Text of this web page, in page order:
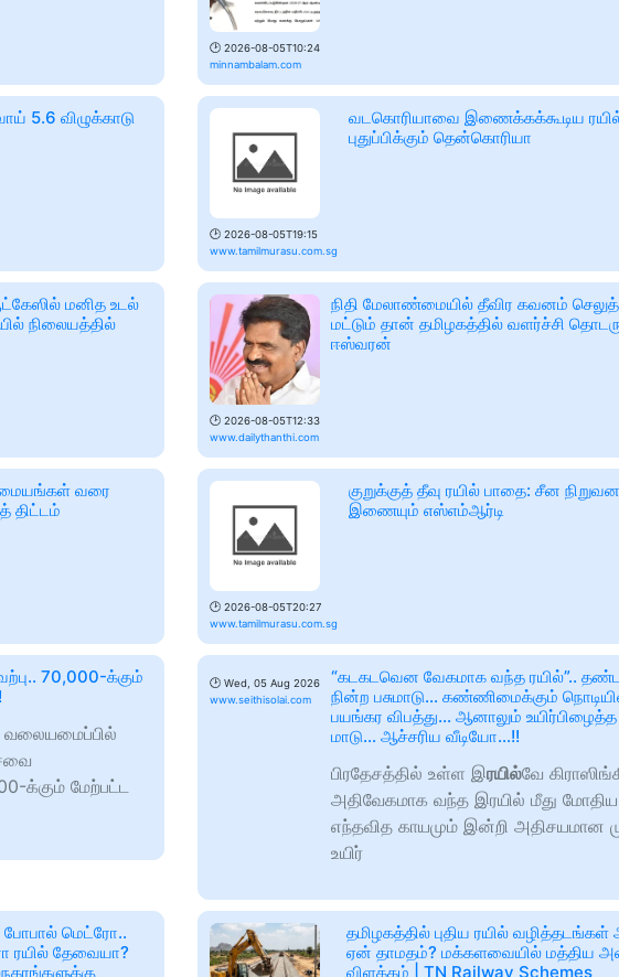
🕑 2026-08-05T10:24
minnambalam.com
5.6 விழுக்காடு
🕑 2026-08-05T19:15
www.tamilmurasu.com.sg
வடகொரியாவை இணைக்கக்கூடிய
புதுப்பிக்கும் தென்கொரியா
மனித உடல்
நிலையத்தில்
🕑 2026-08-05T12:33
www.dailythanthi.com
நிதி மேலாண்மையில் தீவிர கவனம்
மட்டும் தான் தமிழகத்தில் வளர்ச்சி
ஈஸ்வரன்
வரை
திட்டம்
🕑 2026-08-05T20:27
www.tamilmurasu.com.sg
குறுக்குத் தீவு ரயில் பாதை: சீன
இணையும் எஸ்எம்ஆர்டி
70,000-க்கும்
வலையமைப்பில்
க்கும் மேற்பட்ட
🕑 Wed, 05 Aug 2026
www.seithisolai.com
“கடகடவென வேகமாக வந்த ரயில்”..
நின்ற பசுமாடு… கண்ணிமைக்கும்
பயங்கர விபத்து… ஆனாலும்
மாடு… ஆச்சரிய வீடியோ…!!
பிரதேசத்தில் உள்ள இரயில்வே
அதிவேகமாக வந்த இரயில் மீது மோதிய
எந்தவித காயமும் இன்றி அதிசயமான
உயிர்
போபால் மெட்ரோ..
ரயில் தேவையா?
தமிழகத்தில் புதிய ரயில்
ஏன் தாமதம்? மக்களவையில் மத்திய
விளக்கம் | TN Railway Schemes